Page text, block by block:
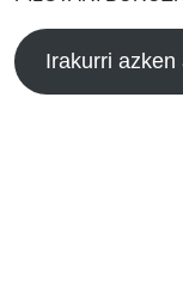
Irakurri azken